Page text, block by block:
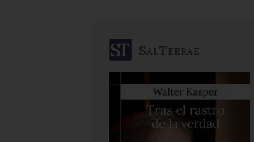
SalTerrae